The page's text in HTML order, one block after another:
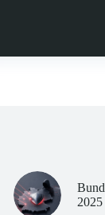
2025